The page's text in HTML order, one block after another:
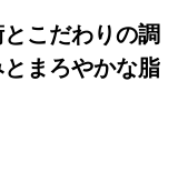
こだわりの調
まろやかな脂